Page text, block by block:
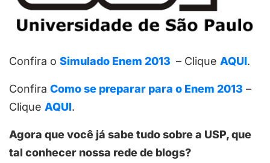
Confira o Simulado Enem 2013 – Clique AQUI.
Confira Como se preparar para o Enem 2013 –
Clique AQUI.
Agora que você já sabe tudo sobre a USP, que
tal conhecer nossa rede de blogs?